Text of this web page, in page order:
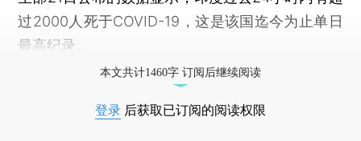
过2000人死于COVID-19，这是该国迄今为止单日
最高纪录。
本文共计1460字 订阅后继续阅读
登录 后获取已订阅的阅读权限